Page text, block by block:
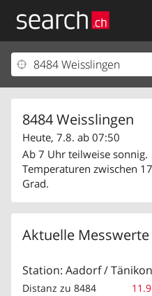
8484 Weisslingen
Heute, 7.8. ab 07:50
Ab 7 Uhr teilweise sonnig.
Temperaturen zwischen
Grad.
Aktuelle Messwerte
Station: Aadorf /
Distanz zu 8484
Ihr Eintrag
Kundencenter